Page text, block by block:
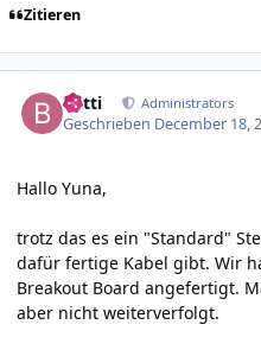
Zitieren
batti Administrators
Geschrieben December 18,
Hallo Yuna,
trotz das es ein "Standard"
dafür fertige Kabel gibt. Wir
Breakout Board angefertigt.
aber nicht weiterverfolgt.